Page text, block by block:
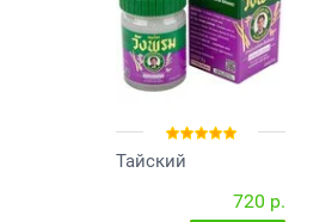
Тайский
720 р.